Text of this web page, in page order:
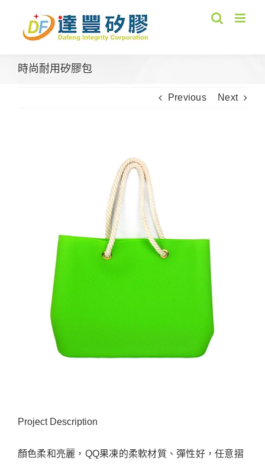
content
時尚耐用矽膠包
Previous Next
Project Description
顏色柔和亮麗，QQ果凍的柔軟材質、彈性好，任意摺